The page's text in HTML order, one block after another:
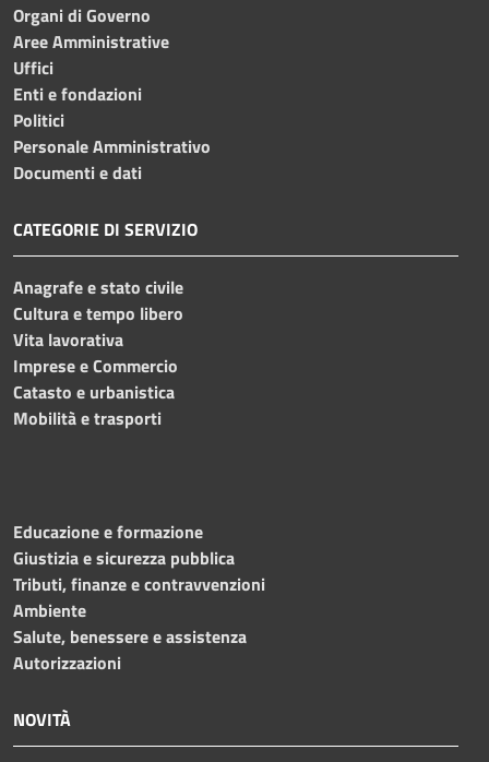
Organi di Governo
Aree Amministrative
Uffici
Enti e fondazioni
Politici
Personale Amministrativo
Documenti e dati
CATEGORIE DI SERVIZIO
Anagrafe e stato civile
Cultura e tempo libero
Vita lavorativa
Imprese e Commercio
Catasto e urbanistica
Mobilità e trasporti
Educazione e formazione
Giustizia e sicurezza pubblica
Tributi, finanze e contravvenzioni
Ambiente
Salute, benessere e assistenza
Autorizzazioni
NOVITÀ